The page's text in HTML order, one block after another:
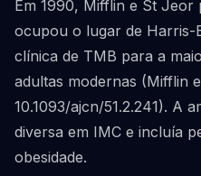
Em 1990, Mifflin e St
ocupou o lugar de Harris-
clínica de TMB para a
adultas modernas (Mifflin
10.1093/ajcn/51.2.241). A
diversa em IMC e incluía
obesidade.